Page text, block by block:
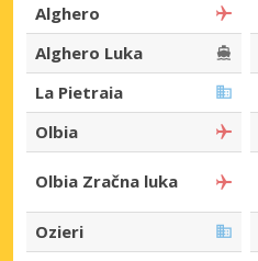
Alghero
Alghero Luka
La Pietraia
Olbia
Olbia Zračna luka
Ozieri